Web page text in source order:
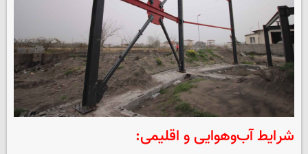
شرایط آب‌وهوایی و اقلیمی: